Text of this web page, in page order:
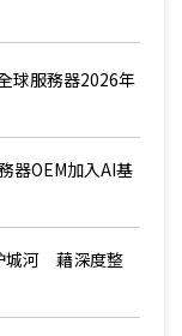
球服務器2026年
器OEM加入AI基
城河 藉深度整